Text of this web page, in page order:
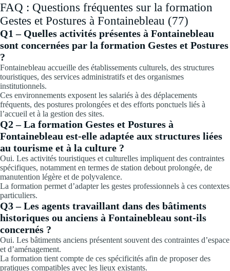
FAQ : Questions fréquentes sur la formation
Gestes et Postures à Fontainebleau (77)
Q1 – Quelles activités présentes à Fontainebleau
sont concernées par la formation Gestes et Postures
?
Fontainebleau accueille des établissements culturels, des structures
touristiques, des services administratifs et des organismes
institutionnels.
Ces environnements exposent les salariés à des déplacements
fréquents, des postures prolongées et des efforts ponctuels liés à
l’accueil et à la gestion des sites.
Q2 – La formation Gestes et Postures à
Fontainebleau est-elle adaptée aux structures liées
au tourisme et à la culture ?
Oui. Les activités touristiques et culturelles impliquent des contraintes
spécifiques, notamment en termes de station debout prolongée, de
manutention légère et de polyvalence.
La formation permet d’adapter les gestes professionnels à ces contextes
particuliers.
Q3 – Les agents travaillant dans des bâtiments
historiques ou anciens à Fontainebleau sont-ils
concernés ?
Oui. Les bâtiments anciens présentent souvent des contraintes d’espace
et d’aménagement.
La formation tient compte de ces spécificités afin de proposer des
pratiques compatibles avec les lieux existants.